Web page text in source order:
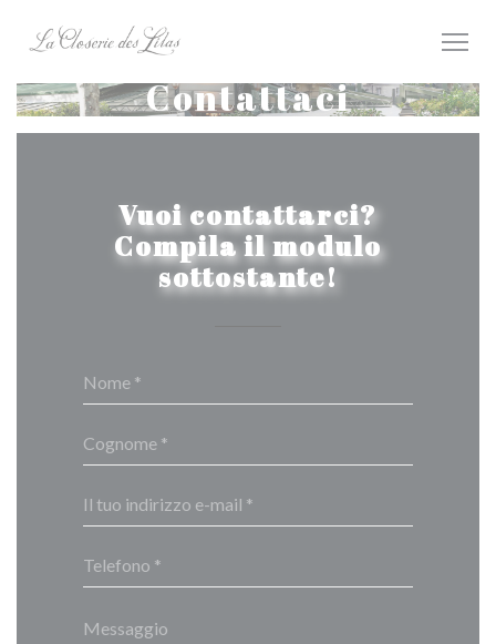
Contattaci
Vuoi contattarci?
Compila il modulo
sottostante!